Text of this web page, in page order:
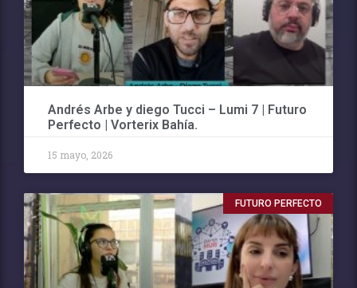
Andrés Arbe y diego Tucci – Lumi 7 | Futuro
Perfecto | Vorterix Bahía.
15 mayo, 2026
FUTURO PERFECTO